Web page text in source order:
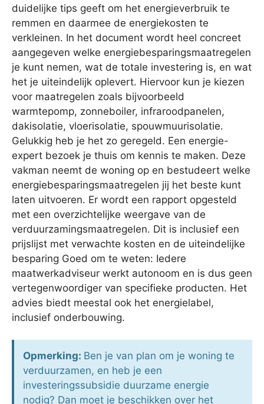
duidelijke tips geeft om het energieverbruik te
remmen en daarmee de energiekosten te
verkleinen. In het document wordt heel concreet
aangegeven welke energiebesparingsmaatregelen
je kunt nemen, wat de totale investering is, en wat
het je uiteindelijk oplevert. Hiervoor kun je kiezen
voor maatregelen zoals bijvoorbeeld
warmtepomp, zonneboiler, infraroodpanelen,
dakisolatie, vloerisolatie, spouwmuurisolatie.
Gelukkig heb je het zo geregeld. Een energie-
expert bezoek je thuis om kennis te maken. Deze
vakman neemt de woning op en bestudeert welke
energiebesparingsmaatregelen jij het beste kunt
laten uitvoeren. Er wordt een rapport opgesteld
met een overzichtelijke weergave van de
verduurzamingsmaatregelen. Dit is inclusief een
prijslijst met verwachte kosten en de uiteindelijke
besparing Goed om te weten: Iedere
maatwerkadviseur werkt autonoom en is dus geen
vertegenwoordiger van specifieke producten. Het
advies biedt meestal ook het energielabel,
inclusief onderbouwing.
Opmerking: Ben je van plan om je woning te
verduurzamen, en heb je een
investeringssubsidie duurzame energie
nodig? Dan moet je beschikken over het